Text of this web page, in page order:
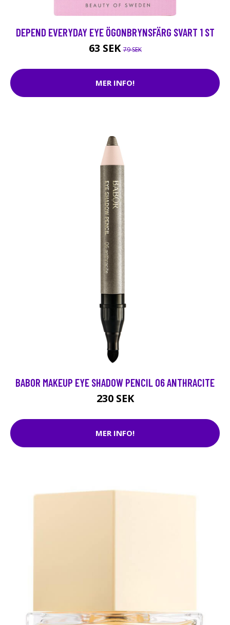
DEPEND EVERYDAY EYE ÖGONBRYNSFÄRG SVART 1 ST
63 SEK79 SEK
MER INFO!
BABOR MAKEUP EYE SHADOW PENCIL 06 ANTHRACITE
230 SEK
MER INFO!